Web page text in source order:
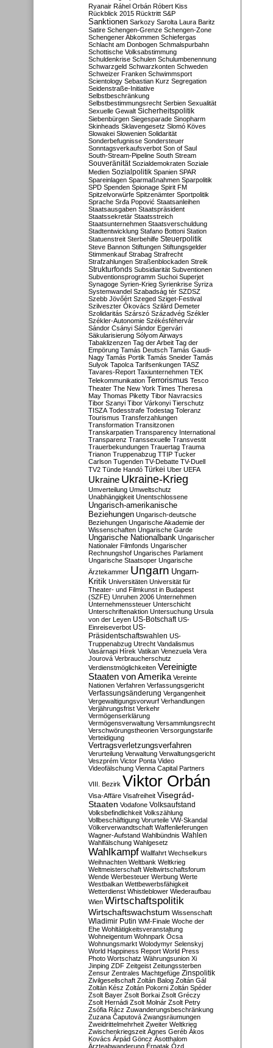
Ryanair Ráhel Orbán Róbert Kiss
Rückblick 2015 Rücktritt S&P
Sanktionen Sarkozy Sarolta Laura Baritz
Satire Schengen-Grenze Schengen-Zone
Schengener Abkommen Schiefergas
Schlacht am Donbogen Schmalspurbahn
Schottische Volksabstimmung
Schuldenkrise Schulen Schulumbenennung
Schwarzgeld Schwarzkonten Schweden
Schweizer Franken Schwimmsport
Scientology Sebastian Kurz Segregation
Seidenstraße-Initiative
Selbstbeschränkung
Selbstbestimmungsrecht Serbien Sexualität
Sexuelle Gewalt Sicherheitspolitik
Siebenbürgen Siegesparade Sinopharm
Skinheads Sklavengesetz Slomó Köves
Slowakei Slowenien Solidarität
Sonderbefugnisse Sondersteuer
Sonntagsverkaufsverbot Son of Saul
South-Stream-Pipeline South Stream
Souveränität Sozialdemokraten Soziale
Medien Sozialpolitik Spanien SPAR
Spareinlagen Sparmaßnahmen Sparpolitik
SPD Spenden Spionage Spirit FM
Spitzelvorwürfe Spitzenämter Sportpolitik
Sprache Srđa Popović Staatsanleihen
Staatsausgaben Staatspräsident
Staatssekretär Staatsstreich
Staatsunternehmen Staatsverschuldung
Stadtentwicklung Stafano Bottoni Station
Statuenstreit Sterbehilfe Steuerpolitik
Steve Bannon Stiftungen Stiftungsgelder
Stimmenkauf Strabag Strafrecht
Strafzahlungen Straßenblockaden Streik
Strukturfonds Subsidiarität Subventionen
Subventionsprogramm Suchoi Superjet
Synagoge Syrien-Krieg Syrienkrise Syriza
Systemwandel Szabadság tér SZDSZ
Szebb Jövőért Szeged Sziget-Festival
Szilveszter Ókovács Szilárd Demeter
Szolidaritás Szárszó Századvég Székler
Székler-Autonomie Székésféhervár
Sándor Csányi Sándor Egervári
Säkularisierung Sólyom Airways
Tabaklizenzen Tag der Arbeit Tag der
Empörung Tamás Deutsch Tamás Gaudi-
Nagy Tamás Portik Tamás Sneider Tamás
Sulyok Tapolca Tarifsenkungen TASZ
Tavares-Report Taxiunternehmen TEK
Telekommunikation Terrorismus Tesco
Theater The New York Times Theresa
May Thomas Piketty Tibor Navracsics
Tibor Szanyi Tibor Várkonyi Tierschutz
TISZA Todesstrafe Todestag Toleranz
Tourismus Transferzahlungen
Transformation Transitzonen
Transkarpatien Transparency International
Transparenz Transsexuelle Transvestit
Trauerbekundungen Trauertag Trauma
Trianon Truppenabzug TTIP Tucker
Carlson Tugenden TV-Debatte TV-Duell
TV2 Tünde Handó Türkei Uber UEFA
Ukraine Ukraine-Krieg
Umverteilung Umweltschutz
Unabhängigkeit Unentschlossene
Ungarisch-amerikanische
Beziehungen Ungarisch-deutsche
Beziehungen Ungarische Akademie der
Wissenschaften Ungarische Garde
Ungarische Nationalbank Ungarischer
Nationaler Filmfonds Ungarischer
Rechnungshof Ungarisches Parlament
Ungarische Staatsoper Ungarische
Ärztekammer Ungarn Ungarn-
Kritik Universitäten Universität für
Theater- und Filmkunst in Budapest
(SZFE) Unruhen 2006 Unternehmen
Unternehmenssteuer Unterschicht
Unterschriftenaktion Untersuchung Ursula
von der Leyen US-Botschaft US-
Einreiseverbot US-
Präsidentschaftswahlen US-
Truppenabzug Utrecht Vandalismus
Vasárnapi Hírek Vatikan Venezuela Vera
Jourová Verbraucherschutz
Verdienstmöglichkeiten Vereinigte
Staaten von Amerika Vereinte
Nationen Verfahren Verfassungsgericht
Verfassungsänderung Vergangenheit
Vergewaltigungsvorwurf Verhandlungen
Verjährungsfrist Verkehr
Vermögenserklärung
Vermögensverwaltung Versammlungsrecht
Verschwörungstheorien Versorgungstarife
Verteidigung
Vertragsverletzungsverfahren
Verurteilung Verwaltung Verwaltungsgericht
Veszprém Victor Ponta Video
Videofälschung Vienna Capital Partners
VIII. Bezirk Viktor Orbán
Visa-Affäre Visafreiheit Visegrád-
Staaten Vodafone Volksaufstand
Volksbefindlichkeit Volkszählung
Vollbeschäftigung Vorurteile VW-Skandal
Völkerverwandtschaft Waffenlieferungen
Wagner-Aufstand Wahlbündnis Wahlen
Wahlfälschung Wahlgesetz
Wahlkampf Wallfahrt Wechselkurs
Weihnachten Weltbank Weltkrieg
Weltmeisterschaft Weltwirtschaftsforum
Wende Werbesteuer Werbung Werte
Westbalkan Wettbewerbsfähigkeit
Wetterdienst Whistleblower Wiederaufbau
Wien Wirtschaftspolitik
Wirtschaftswachstum Wissenschaft
Wladimir Putin WM-Finale Woche der
Ehe Wohltätigkeitsveranstaltung
Wohneigentum Wohnpark Ócsa
Wohnungsmarkt Wolodymyr Selenskyj
World Happiness Report World Press
Photo Wortschatz Währungsunion Xi
Jinping ZDF Zeitgeist Zeitungssterben
Zensur Zentrales Machtgefüge Zinspolitik
Zivilgesellschaft Zoltán Balog Zoltán Gál
Zoltán Kész Zoltán Pokorni Zoltán Spéder
Zsolt Bayer Zsolt Borkai Zsolt Gréczy
Zsolt Hernádi Zsolt Molnár Zsolt Petry
Zsófia Rácz Zuwanderungsbeschränkung
Zuzana Čaputová Zwangsräumungen
Zweidrittelmehrheit Zweiter Weltkrieg
Zwischenkriegszeit Ágnes Geréb Ákos
Kovács Árpád Göncz Ásotthalom
Ärzteabwanderung Érpatak Ózd